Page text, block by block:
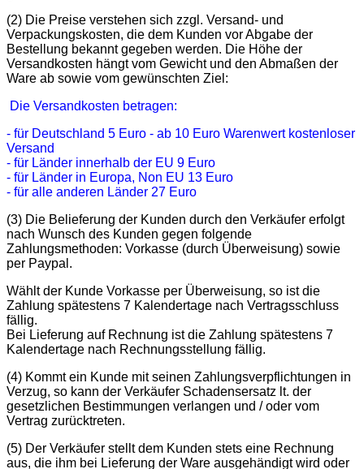
(2) Die Preise verstehen sich zzgl. Versand- und
Verpackungskosten, die dem Kunden vor Abgabe der
Bestellung bekannt gegeben werden. Die Höhe der
Versandkosten hängt vom Gewicht und den Abmaßen der
Ware ab sowie vom gewünschten Ziel:
Die Versandkosten betragen:
- für Deutschland 5 Euro - ab 10 Euro Warenwert kostenloser
Versand
- für Länder innerhalb der EU 9 Euro
- für Länder in Europa, Non EU 13 Euro
- für alle anderen Länder 27 Euro
(3) Die Belieferung der Kunden durch den Verkäufer erfolgt
nach Wunsch des Kunden gegen folgende
Zahlungsmethoden: Vorkasse (durch Überweisung) sowie
per Paypal.
Wählt der Kunde Vorkasse per Überweisung, so ist die
Zahlung spätestens 7 Kalendertage nach Vertragsschluss
fällig.
Bei Lieferung auf Rechnung ist die Zahlung spätestens 7
Kalendertage nach Rechnungsstellung fällig.
(4) Kommt ein Kunde mit seinen Zahlungsverpflichtungen in
Verzug, so kann der Verkäufer Schadensersatz lt. der
gesetzlichen Bestimmungen verlangen und / oder vom
Vertrag zurücktreten.
(5) Der Verkäufer stellt dem Kunden stets eine Rechnung
aus, die ihm bei Lieferung der Ware ausgehändigt wird oder